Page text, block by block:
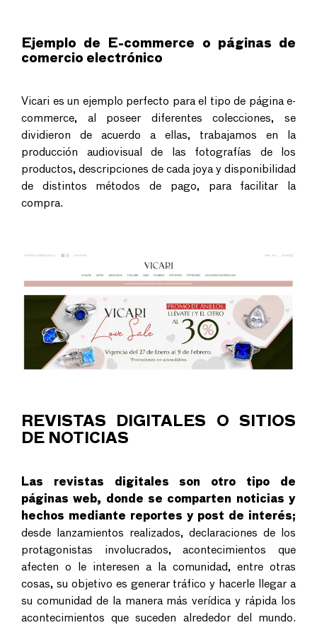
Ejemplo de E-commerce o páginas de
comercio electrónico
Vicari es un ejemplo perfecto para el tipo de página e-
commerce, al poseer diferentes colecciones, se
dividieron de acuerdo a ellas, trabajamos en la
producción audiovisual de las fotografías de los
productos, descripciones de cada joya y disponibilidad
de distintos métodos de pago, para facilitar la
compra.
REVISTAS DIGITALES O SITIOS
DE NOTICIAS
Las revistas digitales son otro tipo de
páginas web, donde se comparten noticias y
hechos mediante reportes y post de interés;
desde lanzamientos realizados, declaraciones de los
protagonistas involucrados, acontecimientos que
afecten o le interesen a la comunidad, entre otras
cosas, su objetivo es generar tráfico y hacerle llegar a
su comunidad de la manera más verídica y rápida los
acontecimientos que suceden alrededor del mundo.